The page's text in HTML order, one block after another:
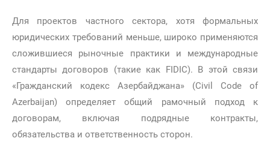
Для проектов частного сектора, хотя формальных
юридических требований меньше, широко применяются
сложившиеся рыночные практики и международные
стандарты договоров (такие как FIDIC). В этой связи
«Гражданский кодекс Азербайджана» (Civil Code of
Azerbaijan) определяет общий рамочный подход к
договорам, включая подрядные контракты,
обязательства и ответственность сторон.